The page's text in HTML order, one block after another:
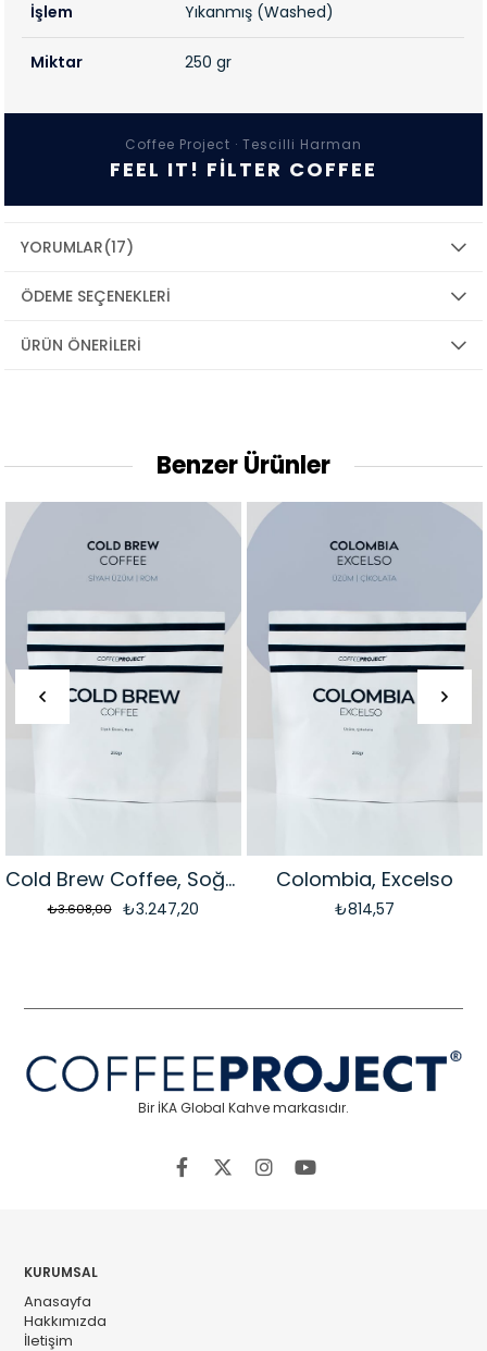
İşlem Yıkanmış (Washed)
Miktar 250 gr
Coffee Project · Tescilli Harman
FEEL IT! FILTER COFFEE
YORUMLAR(17)
ÖDEME SEÇENEKLERI
ÜRÜN ÖNERILERI
Benzer Ürünler
Cold Brew Coffee, Soğuk Demleme Kahvesi
₺3.247,20
₺3.608,00
Colombia, Excelso
₺814,57
Bir İKA Global Kahve markasıdır.
KURUMSAL
Anasayfa
Hakkımızda
İletişim